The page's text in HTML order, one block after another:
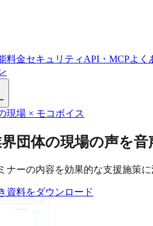
料金セキュリティ API・MCPよく
現場 × モコボイス
団体の現場の声を音
ナーの内容を効果的な支援施策
資料をダウンロード